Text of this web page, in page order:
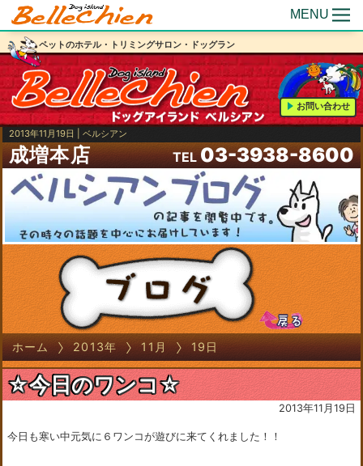
MENU
ペットのホテル・トリミングサロン・ドッグラン
お問い合わせ
2013年11月19日 | ベルシアン
成増本店 TEL 03-3938-8600
ホーム 2013年 11月 19日
☆今日のワンコ☆
2013年11月19日
今日も寒い中元気に６ワンコが遊びに来てくれました！！